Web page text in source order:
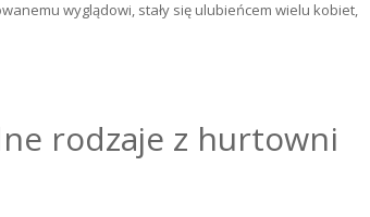
wyglądowi, stały się ulubieńcem wielu kobiet,
rodzaje z hurtowni